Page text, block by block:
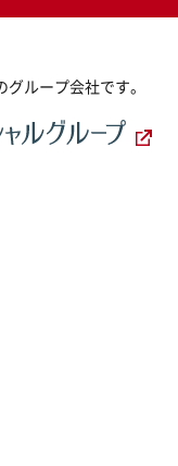
ループ会社です。